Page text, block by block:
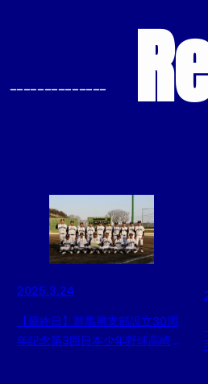
--------------
2025.3.24
【最終日】群馬県支部設立30周
年記念第3回日本少年野球高崎市